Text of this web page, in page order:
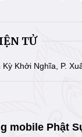
TỬ
Kỳ Khởi Nghĩa, P.
mobile Phật